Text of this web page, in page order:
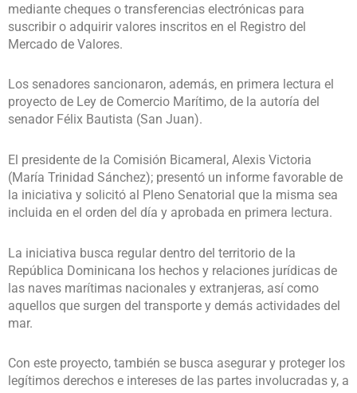
mediante cheques o transferencias electrónicas para
suscribir o adquirir valores inscritos en el Registro del
Mercado de Valores.
Los senadores sancionaron, además, en primera lectura el
proyecto de Ley de Comercio Marítimo, de la autoría del
senador Félix Bautista (San Juan).
El presidente de la Comisión Bicameral, Alexis Victoria
(María Trinidad Sánchez); presentó un informe favorable de
la iniciativa y solicitó al Pleno Senatorial que la misma sea
incluida en el orden del día y aprobada en primera lectura.
La iniciativa busca regular dentro del territorio de la
República Dominicana los hechos y relaciones jurídicas de
las naves marítimas nacionales y extranjeras, así como
aquellos que surgen del transporte y demás actividades del
mar.
Con este proyecto, también se busca asegurar y proteger los
legítimos derechos e intereses de las partes involucradas y, a